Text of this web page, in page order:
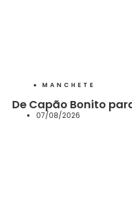
MANCHETE
De Capão Bonito
07/08/2026